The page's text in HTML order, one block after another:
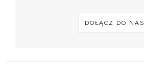
DOŁĄCZ DO NAS